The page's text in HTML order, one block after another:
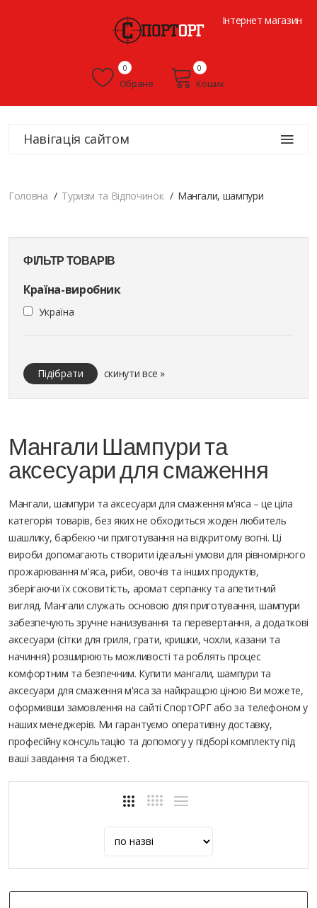
Інтернет магазин
Обране
0
Кошик
0
Навігація сайтом
Головна Туризм та Відпочинок Мангали, шампури
ФІЛЬТР ТОВАРІВ
Країна-виробник
Україна
Підібрати скинути все »
Мангали Шампури та
аксесуари для смаження
Мангали, шампури та аксесуари для смаження м'яса – це ціла
категорія товарів, без яких не обходиться жоден любитель
шашлику, барбекю чи приготування на відкритому вогні. Ці
вироби допомагають створити ідеальні умови для рівномірного
прожарювання м'яса, риби, овочів та інших продуктів,
зберігаючи їх соковитість, аромат серпанку та апетитний
вигляд. Мангали служать основою для приготування, шампури
забезпечують зручне нанизування та перевертання, а додаткові
аксесуари (сітки для гриля, грати, кришки, чохли, казани та
начиння) розширюють можливості та роблять процес
комфортним та безпечним. Купити мангали, шампури та
аксесуари для смаження м'яса за найкращою ціною Ви можете,
оформивши замовлення на сайті СпортОРГ або за телефоном у
наших менеджерів. Ми гарантуємо оперативну доставку,
професійну консультацію та допомогу у підборі комплекту під
ваші завдання та бюджет.